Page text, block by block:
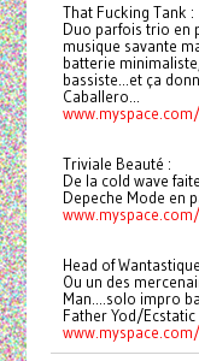
That Fucking Tank :
Duo parfois trio en
musique savante
batterie
bassiste...et ça
Caballero...
Triviale Beauté :
De la cold wave
Depeche Mode en
Head of
Ou un des
Man....solo impro
Father Yod/Ecstatic
www.myspace.com/